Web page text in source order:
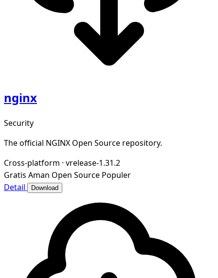
nginx
Security
The official NGINX Open Source repository.
Cross-platform · vrelease-1.31.2
Gratis Aman Open Source Populer
Detail
Download